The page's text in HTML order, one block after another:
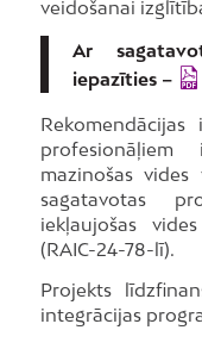
veidošanai
Ar
iepazīties –
profesionāļiem
mazinošas
sagatavotas
iekļaujošas
(RAIC-24-78-lī).
Projekts
integrācijas